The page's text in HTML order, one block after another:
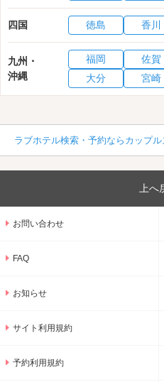
四国 徳島 香川
九州・
沖縄
福岡 佐賀
大分
宮崎
ラブホテル検索・予約ならカップル
上へ
お問い合わせ
FAQ
お知らせ
サイト利用規約
予約利用規約